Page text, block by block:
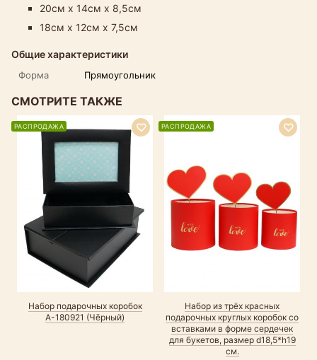
20см х 14см х 8,5см
18см х 12см х 7,5см
Общие характеристики
Форма Прямоугольник
СМОТРИТЕ ТАКЖЕ
Набор подарочных коробок
А-180921 (Чёрный)
РАСПРОДАЖА
Набор из трёх красных
подарочных круглых коробок со
вставками в форме сердечек
для букетов, размер d18,5*h19
см.
РАСПРОДАЖА